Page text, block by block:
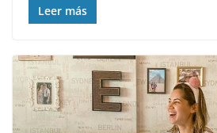
Leer más